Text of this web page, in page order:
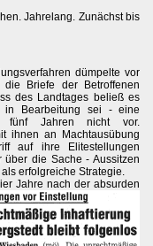
Jahrelang. Zunächst bis
dümpelte vor
Briefe der Betroffenen
des Landtages beließ es
in Bearbeitung sei - eine
fünf Jahren nicht vor.
ihnen an Machtausübung
auf ihre Elitestellungen
über die Sache - Aussitzen
erfolgreiche Strategie.
Jahre nach der absurden